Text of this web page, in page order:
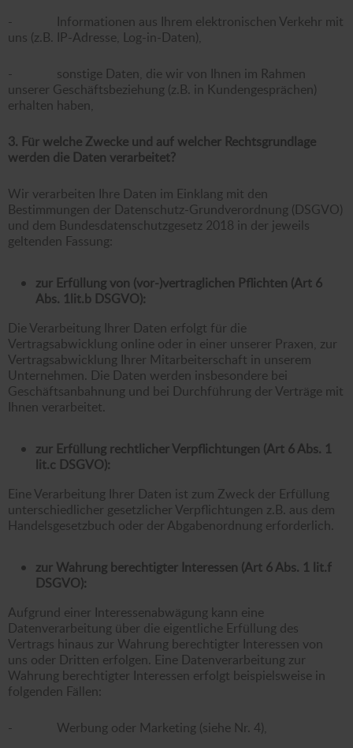
- Informationen aus Ihrem elektronischen Verkehr mit
uns (z.B. IP-Adresse, Log-in-Daten),
- sonstige Daten, die wir von Ihnen im Rahmen
unserer Geschäftsbeziehung (z.B. in Kundengesprächen)
erhalten haben,
3. Für welche Zwecke und auf welcher Rechtsgrundlage
werden die Daten verarbeitet?
Wir verarbeiten Ihre Daten im Einklang mit den
Bestimmungen der Datenschutz-Grundverordnung (DSGVO)
und dem Bundesdatenschutzgesetz 2018 in der jeweils
geltenden Fassung:
zur Erfüllung von (vor-)vertraglichen Pflichten (Art 6
Abs. 1lit.b DSGVO):
Die Verarbeitung Ihrer Daten erfolgt für die
Vertragsabwicklung online oder in einer unserer Praxen, zur
Vertragsabwicklung Ihrer Mitarbeiterschaft in unserem
Unternehmen. Die Daten werden insbesondere bei
Geschäftsanbahnung und bei Durchführung der Verträge mit
Ihnen verarbeitet.
zur Erfüllung rechtlicher Verpflichtungen (Art 6 Abs. 1
lit.c DSGVO):
Eine Verarbeitung Ihrer Daten ist zum Zweck der Erfüllung
unterschiedlicher gesetzlicher Verpflichtungen z.B. aus dem
Handelsgesetzbuch oder der Abgabenordnung erforderlich.
zur Wahrung berechtigter Interessen (Art 6 Abs. 1 lit.f
DSGVO):
Aufgrund einer Interessenabwägung kann eine
Datenverarbeitung über die eigentliche Erfüllung des
Vertrags hinaus zur Wahrung berechtigter Interessen von
uns oder Dritten erfolgen. Eine Datenverarbeitung zur
Wahrung berechtigter Interessen erfolgt beispielsweise in
folgenden Fällen:
- Werbung oder Marketing (siehe Nr. 4),